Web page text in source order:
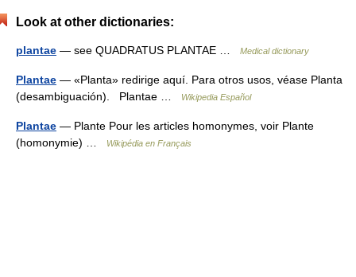
Look at other dictionaries:
plantae — see QUADRATUS PLANTAE … Medical dictionary
Plantae — «Planta» redirige aquí. Para otros usos, véase Planta
(desambiguación). Plantae …
Wikipedia Español
Plantae — Plante Pour les articles homonymes, voir Plante
(homonymie) …
Wikipédia en Français